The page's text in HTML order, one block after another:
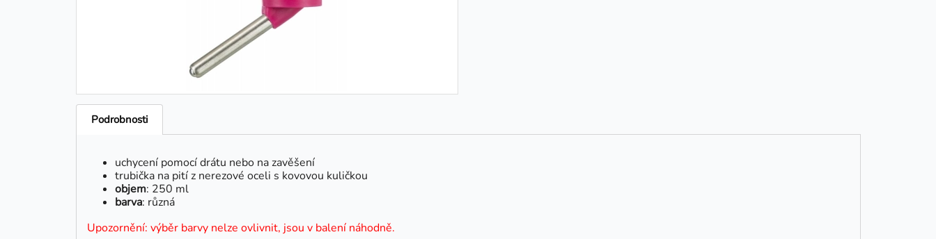
Podrobnosti
uchycení pomocí drátu nebo na zavěšení
trubička na pití z nerezové oceli s kovovou kuličkou
objem: 250 ml
barva: různá
Upozornění: výběr barvy nelze ovlivnit, jsou v balení náhodně.